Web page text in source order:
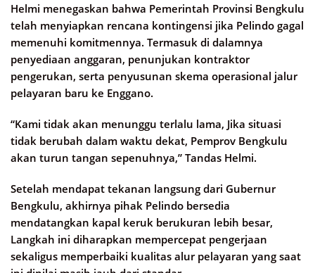
Helmi menegaskan bahwa Pemerintah Provinsi Bengkulu
telah menyiapkan rencana kontingensi jika Pelindo gagal
memenuhi komitmennya. Termasuk di dalamnya
penyediaan anggaran, penunjukan kontraktor
pengerukan, serta penyusunan skema operasional jalur
pelayaran baru ke Enggano.
“Kami tidak akan menunggu terlalu lama, Jika situasi
tidak berubah dalam waktu dekat, Pemprov Bengkulu
akan turun tangan sepenuhnya,” Tandas Helmi.
Setelah mendapat tekanan langsung dari Gubernur
Bengkulu, akhirnya pihak Pelindo bersedia
mendatangkan kapal keruk berukuran lebih besar,
Langkah ini diharapkan mempercepat pengerjaan
sekaligus memperbaiki kualitas alur pelayaran yang saat